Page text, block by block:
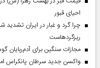
احیای قبور
چرا گرد و غبار در ایران تشدید
ریزگردهاست
مجازات سنگین برای آدم‌ربایان
واکسن جدید سرطان پانکراس